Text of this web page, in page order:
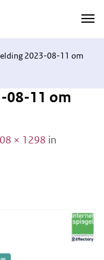
2023-08-11 om
08-11 om
× 1298 in